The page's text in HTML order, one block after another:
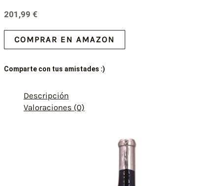
201,99 €
COMPRAR EN AMAZON
Comparte con tus amistades :)
Descripción
Valoraciones (0)